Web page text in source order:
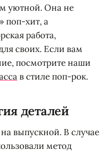
уютной. Она не
поп-хит, а
работа,
своих. Если вам
посмотрите наши
в стиле поп-рок.
деталей
выпускной. В случае
метод